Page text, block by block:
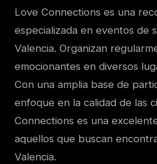
Love Connections es una
especializada en eventos de
Valencia. Organizan
emocionantes en diversos
Con una amplia base de
enfoque en la calidad de las
Connections es una
aquellos que buscan
Valencia.